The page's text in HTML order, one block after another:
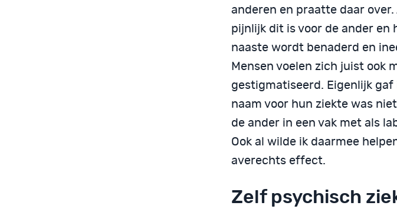
anderen en praatte daar
pijnlijk dit is voor de ander en
naaste wordt benaderd en
Mensen voelen zich juist ook
gestigmatiseerd. Eigenlijk gaf
naam voor hun ziekte was
de ander in een vak met als
Ook al wilde ik daarmee
averechts effect.
Zelf psychisch